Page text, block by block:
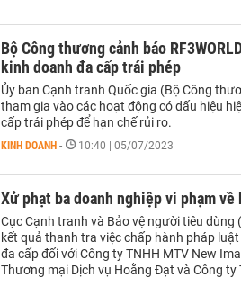
Bộ Công thương cảnh báo
kinh doanh đa cấp trái phép
Ủy ban Cạnh tranh Quốc gia (Bộ Công
tham gia vào các hoạt động có dấu hiệu
cấp trái phép để hạn chế rủi ro.
KINH DOANH - 10:40 | 05/07/2023
Xử phạt ba doanh nghiệp vi phạm về
Cục Cạnh tranh và Bảo vệ người tiêu
kết quả thanh tra việc chấp hành pháp
đa cấp đối với Công ty TNHH MTV New
Thương mại Dịch vụ Hoằng Đạt và Công ty